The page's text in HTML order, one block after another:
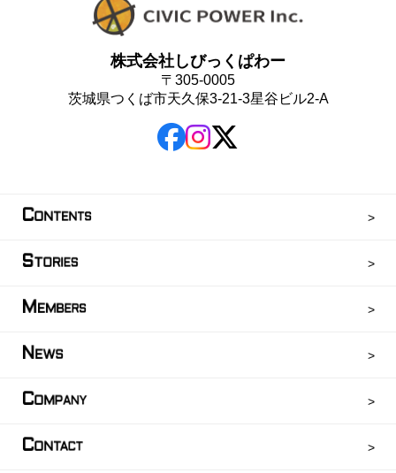
株式会社しびっくぱわー
〒305-0005
茨城県つくば市天久保3-21-3星谷ビル2-A
CONTENTS
STORIES
M EMBERS
N EWS
COMPANY
CONTACT